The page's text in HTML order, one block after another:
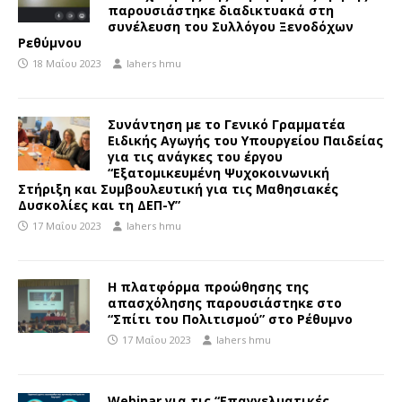
παρουσιάστηκε διαδικτυακά στη
συνέλευση του Συλλόγου Ξενοδόχων
Ρεθύμνου
18 Μαΐου 2023 lahers hmu
Συνάντηση με το Γενικό Γραμματέα
Ειδικής Αγωγής του Υπουργείου Παιδείας
για τις ανάγκες του έργου
“Εξατομικευμένη Ψυχοκοινωνική
Στήριξη και Συμβουλευτική για τις Μαθησιακές
Δυσκολίες και τη ΔΕΠ-Υ”
17 Μαΐου 2023 lahers hmu
Η πλατφόρμα προώθησης της
απασχόλησης παρουσιάστηκε στο
“Σπίτι του Πολιτισμού” στο Ρέθυμνο
17 Μαΐου 2023 lahers hmu